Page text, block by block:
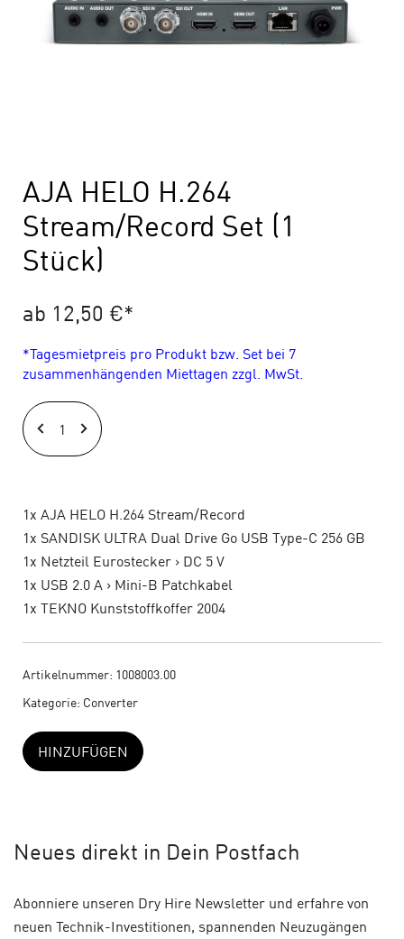
AJA HELO H.264
Stream/Record Set (1
Stück)
ab 12,50 €*
*Tagesmietpreis pro Produkt bzw. Set bei 7
zusammenhängenden Miettagen zzgl. MwSt.
HELO
H.264
Set
(1)
Menge
1x AJA HELO H.264 Stream/Record
1x SANDISK ULTRA Dual Drive Go USB Type-C 256 GB
1x Netzteil Eurostecker > DC 5 V
1x USB 2.0 A > Mini-B Patchkabel
1x TEKNO Kunststoffkoffer 2004
Artikelnummer: 1008003.00
Kategorie: Converter
HINZUFÜGEN
Neues direkt in Dein Postfach
Abonniere unseren Dry Hire Newsletter und erfahre von
neuen Technik-Investitionen, spannenden Neuzugängen